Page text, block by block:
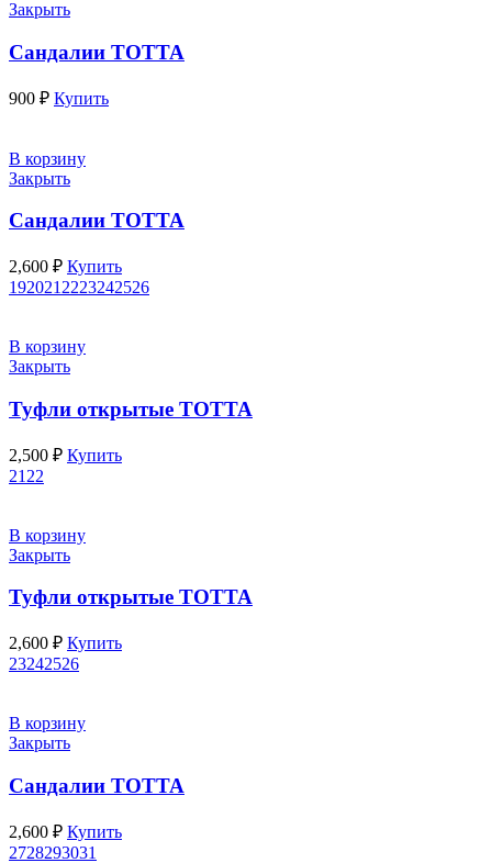
Закрыть
Сандалии ТОТТА
900 ₽ Купить
В корзину
Закрыть
Сандалии ТОТТА
2,600 ₽ Купить
192021 2223242526
В корзину
Закрыть
Туфли открытые ТОТТА
2,500 ₽ Купить
21 22
В корзину
Закрыть
Туфли открытые ТОТТА
2,600 ₽ Купить
23242526
В корзину
Закрыть
Сандалии ТОТТА
2,600 ₽ Купить
2728293031